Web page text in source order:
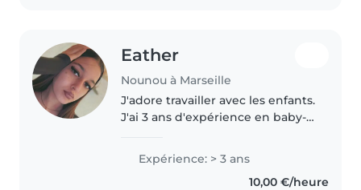
Eather
Nounou à Marseille
J'adore travailler avec les enfants.
J'ai 3 ans d'expérience en baby-
bébés et des enfants en bas âge.
J'ai également de l'expérience
Expérience: > 3 ans
10,00 €/heure